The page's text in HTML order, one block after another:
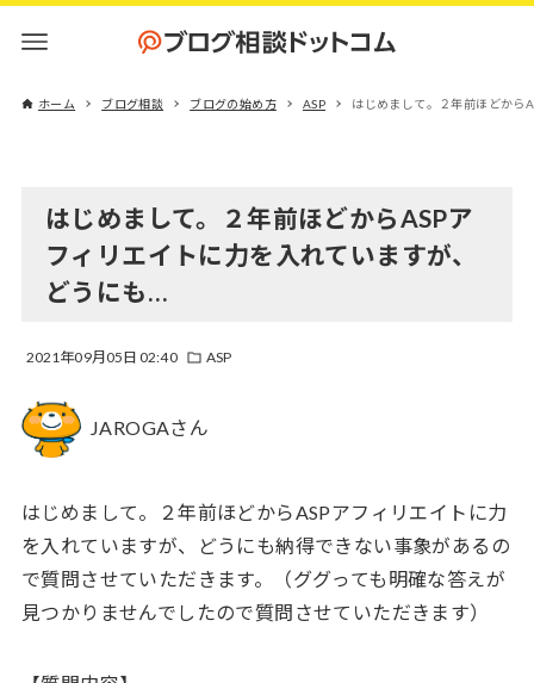
ホーム ブログ相談 ブログの始め方 ASP はじめまして。２年前ほどから
はじめまして。２年前ほどからASPア
フィリエイトに力を入れていますが、
どうにも…
2021年09月05日 02:40 ASP
JAROGAさん
はじめまして。２年前ほどからASPアフィリエイトに力
を入れていますが、どうにも納得できない事象があるの
で質問させていただきます。（ググっても明確な答えが
見つかりませんでしたので質問させていただきます）